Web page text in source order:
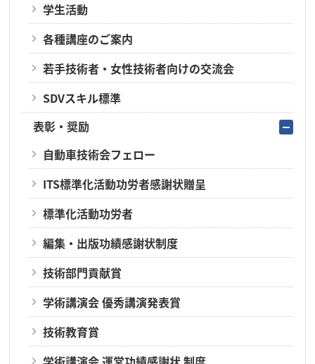
学生活動
各種講座のご案内
若手技術者・女性技術者向けの交流会
SDVスキル標準
表彰・奨励
自動車技術会フェロー
ITS標準化活動功労者感謝状贈呈
標準化活動功労者
編集・出版功績感謝状制度
技術部門貢献賞
学術講演会 優秀講演発表賞
技術教育賞